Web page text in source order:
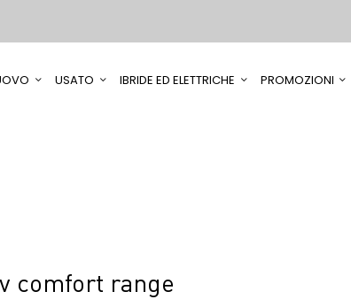
USATO IBRIDE ED ELETTRICHE PROMOZIONI
comfort range